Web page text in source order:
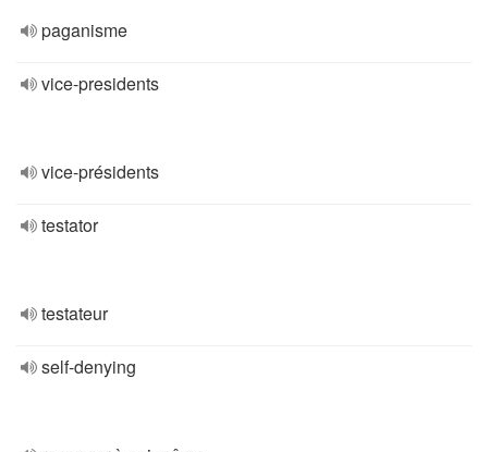
paganisme
vice-presidents
vice-présidents
testator
testateur
self-denying